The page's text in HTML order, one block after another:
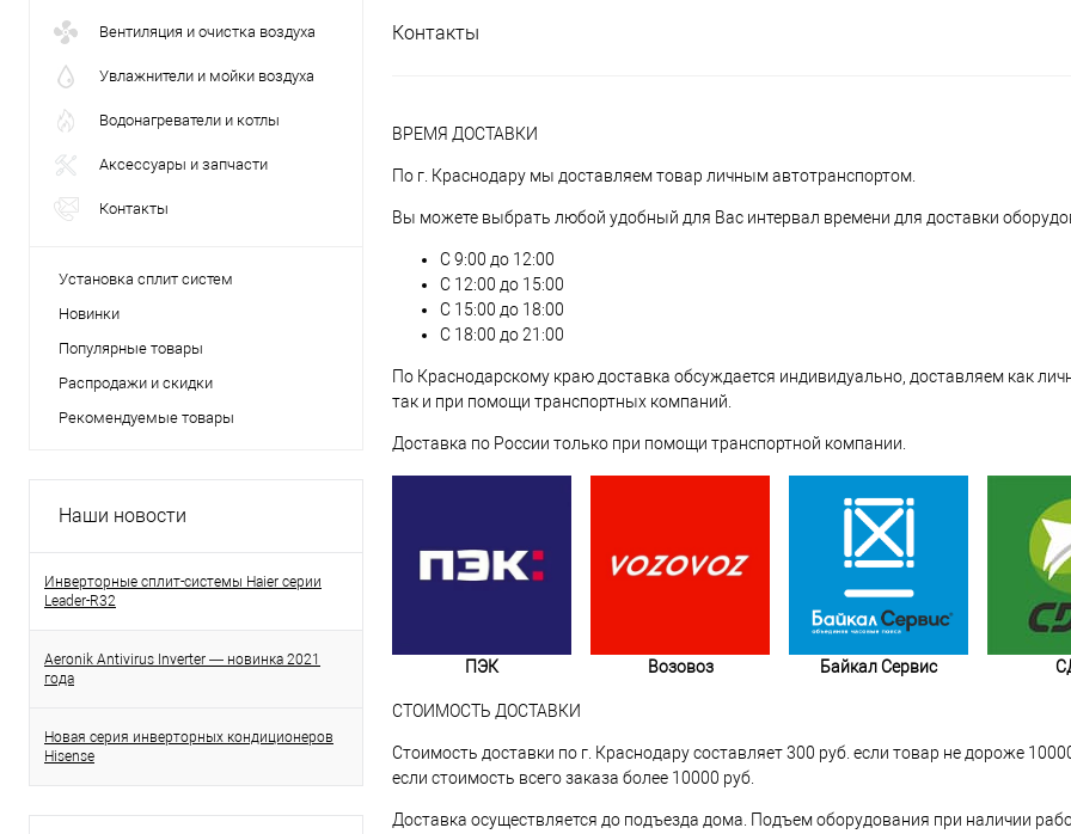
Вентиляция и очистка воздуха
Увлажнители и мойки воздуха
Водонагреватели и котлы
Аксессуары и запчасти
Контакты
Установка сплит систем
Новинки
Популярные товары
Распродажи и скидки
Рекомендуемые товары
Наши новости
Инверторные сплит-системы Haier серии
Leader-R32
Aeronik Antivirus Inverter — новинка 2021
года
Новая серия инверторных кондиционеров
Hisense
Контакты
ВРЕМЯ ДОСТАВКИ
По г. Краснодару мы доставляем товар личным автотранспортом.
Вы можете выбрать любой удобный для Вас интервал времени для доставки
С 9:00 до 12:00
С 12:00 до 15:00
С 15:00 до 18:00
С 18:00 до 21:00
По Краснодарскому краю доставка обсуждается индивидуально, доставляем как
так и при помощи транспортных компаний.
Доставка по России только при помощи транспортной компании.
ПЭК Возовоз Байкал Сервис
СТОИМОСТЬ ДОСТАВКИ
Стоимость доставки по г. Краснодару составляет 300 руб. если товар не дороже
если стоимость всего заказа более 10000 руб.
Доставка осуществляется до подъезда дома. Подъем оборудования при наличии